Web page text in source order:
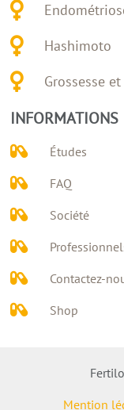
Hashimoto
Grossesse
INFORMATIONS
Études
FAQ
Société
Contactez-
Shop
Mention